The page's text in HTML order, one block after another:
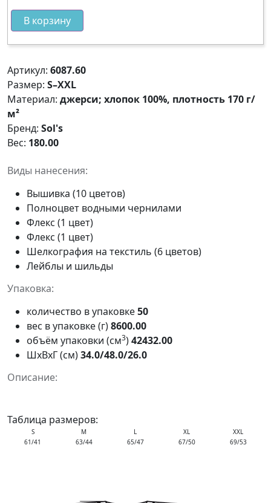
В корзину
Артикул: 6087.60
Размер: S–XXL
Материал: джерси; хлопок 100%, плотность 170 г/
м²
Бренд: Sol's
Вес: 180.00
Виды нанесения:
Вышивка (10 цветов)
Полноцвет водными чернилами
Флекс (1 цвет)
Флекс (1 цвет)
Шелкография на текстиль (6 цветов)
Лейблы и шильды
Упаковка:
количество в упаковке50
вес в упаковке (г)8600.00
объём упаковки (см3)42432.00
ШxВxГ (см)34.0/48.0/26.0
Описание:
Таблица размеров:
S M L XL
XXL
61/41
63/44 65/47 67/50 69/53